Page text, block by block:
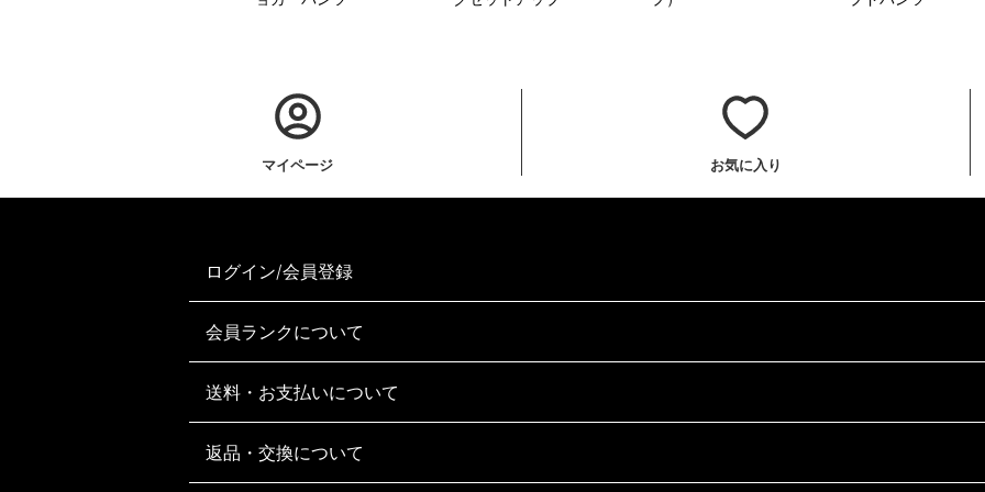
マイページ お気に入り
ログイン/会員登録
会員ランクについて
送料・お支払いについて
返品・交換について